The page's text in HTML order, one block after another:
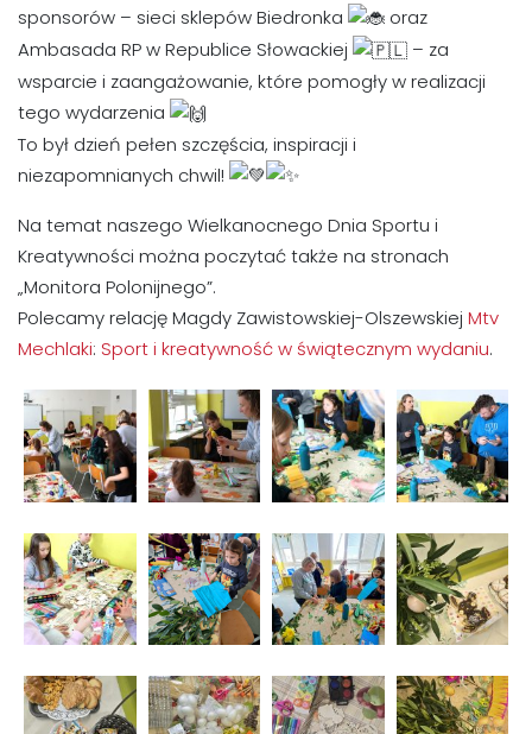
sponsorów – sieci sklepów Biedronka
oraz
Ambasada RP w Republice Słowackiej
– za
wsparcie i zaangażowanie, które pomogły w realizacji
tego wydarzenia
To był dzień pełen szczęścia, inspiracji i
niezapomnianych chwil!
Na temat naszego Wielkanocnego Dnia Sportu i
Kreatywności można poczytać także na stronach
„Monitora Polonijnego”.
Polecamy relację Magdy Zawistowskiej-Olszewskiej Mtv
Mechlaki: Sport i kreatywność w świątecznym wydaniu.